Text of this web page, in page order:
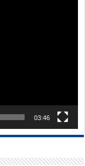
03:46